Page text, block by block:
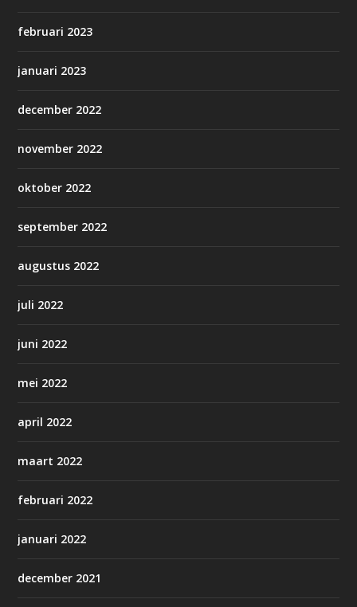
februari 2023
januari 2023
december 2022
november 2022
oktober 2022
september 2022
augustus 2022
juli 2022
juni 2022
mei 2022
april 2022
maart 2022
februari 2022
januari 2022
december 2021